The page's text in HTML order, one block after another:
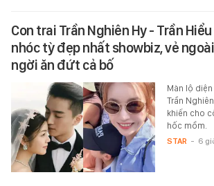
Con trai Trần Nghiên Hy - Trần
nhóc tỳ đẹp nhất showbiz, vẻ
ngời ăn đứt cả bố
Màn lộ
Trần
khiến cho
hốc mồm.
STAR - 6